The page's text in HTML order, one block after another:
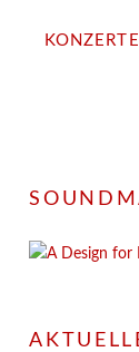
KONZERTE